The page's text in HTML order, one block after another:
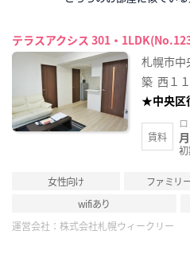
テラスアクシス 301・
札幌市中
築 西１
★中央区
賃料
女性向け ファミリ
wifiあり
運営会社： 株式会社札幌ウィークリー